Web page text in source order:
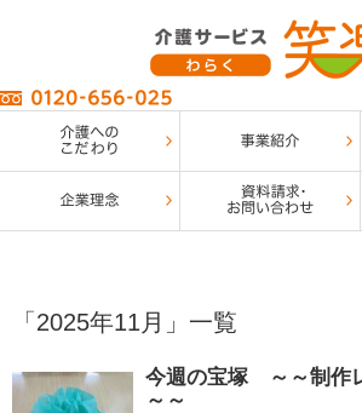
「 2025年11月 」 一覧
今週の宝塚 ～～制作
～～